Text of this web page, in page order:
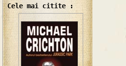
Cele mai citite :